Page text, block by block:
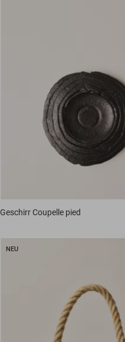
GeschirrCoupelle pied
NEU